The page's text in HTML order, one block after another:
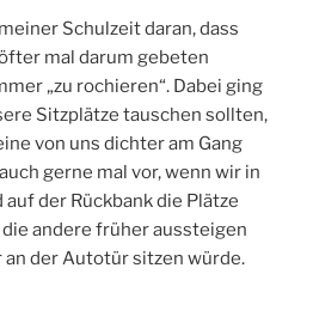
Schulzeit daran, dass
mal darum gebeten
„zu rochieren“. Dabei ging
Sitzplätze tauschen sollten,
von uns dichter am Gang
gerne mal vor, wenn wir in
der Rückbank die Plätze
andere früher aussteigen
der Autotür sitzen würde.